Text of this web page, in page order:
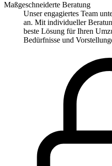
Maßgeschneiderte Beratung
Unser engagiertes Team
an. Mit individueller
beste Lösung für Ihren
Bedürfnisse und